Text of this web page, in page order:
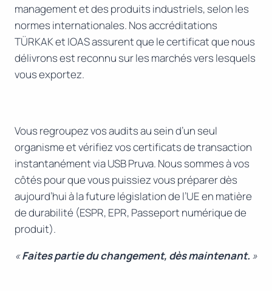
management et des produits industriels, selon les
normes internationales. Nos accréditations
TÜRKAK et IOAS assurent que le certificat que nous
délivrons est reconnu sur les marchés vers lesquels
vous exportez.
Vous regroupez vos audits au sein d’un seul
organisme et vérifiez vos certificats de transaction
instantanément via USB Pruva. Nous sommes à vos
côtés pour que vous puissiez vous préparer dès
aujourd’hui à la future législation de l’UE en matière
de durabilité (ESPR, EPR, Passeport numérique de
produit).
«Faites partie du changement, dès maintenant. »